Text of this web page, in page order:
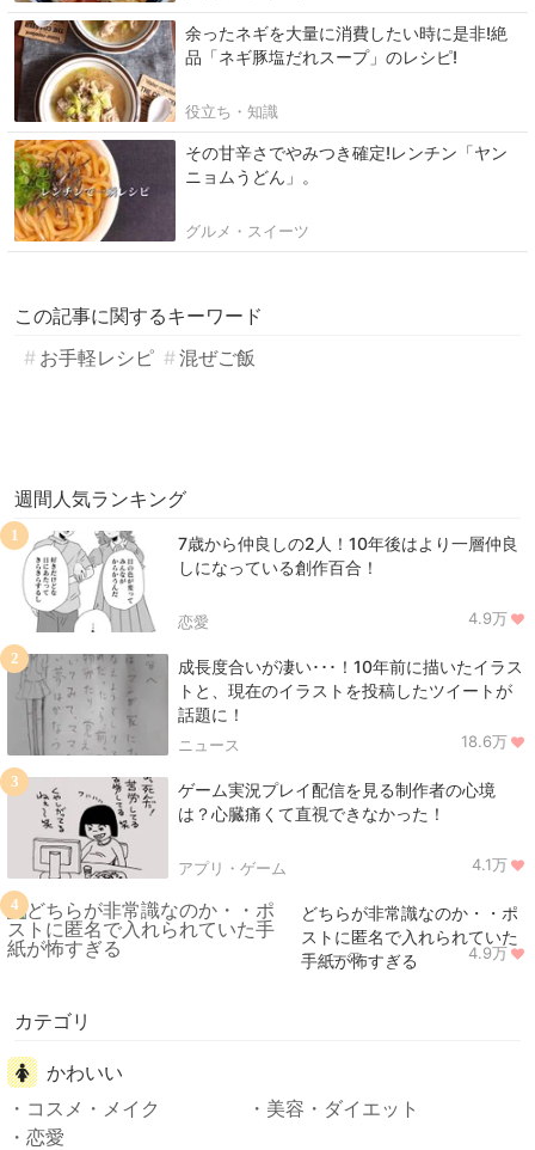
余ったネギを大量に消費したい時に是非!絶
品「ネギ豚塩だれスープ」のレシピ!
役立ち・知識
その甘辛さでやみつき確定!レンチン「ヤン
ニョムうどん」。
グルメ・スイーツ
この記事に関するキーワード
お手軽レシピ
混ぜご飯
週間人気ランキング
7歳から仲良しの2人！10年後はより一層仲良
しになっている創作百合！
恋愛 4.9万
1
成長度合いが凄い･･･！10年前に描いたイラス
トと、現在のイラストを投稿したツイートが
話題に！
ニュース 18.6万
2
ゲーム実況プレイ配信を見る制作者の心境
は？心臓痛くて直視できなかった！
アプリ・ゲーム 4.1万
3
どちらが非常識なのか・・ポ
ストに匿名で入れられていた
手紙が怖すぎる
ニュース 4.9万
4
カテゴリ
かわいい
コスメ・メイク
美容・ダイエット
恋愛